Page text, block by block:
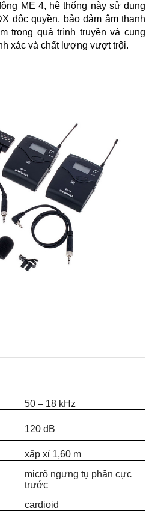
ME 4, hệ thống này sử dụng
độc quyền, bảo đảm âm thanh
trong quá trình truyền và cung
xác và chất lượng vượt trội.
50 – 18 kHz
120 dB
xấp xỉ 1,60 m
micrô ngưng tụ phân cực
trước
cardioid